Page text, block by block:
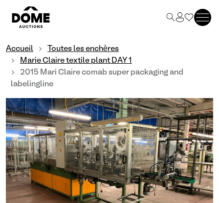
Accueil
Toutes les enchères
Marie Claire textile plant DAY 1
2015 Mari Claire comab super packaging and
labelingline